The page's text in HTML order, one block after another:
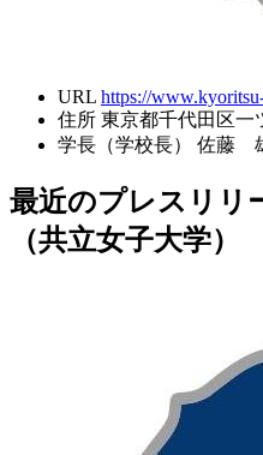
URL https://
住所 東京都千代田区一
学長（学校長）
佐藤
最近のプレスリリ
（共立女子大学）